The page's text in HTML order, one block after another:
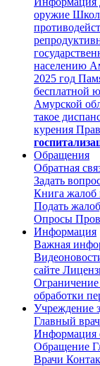
оружие
населению
2025 год
бесплатной
Амурской
такое
курения
Обращения
Обратная
Задать
Книга жалоб
Подать
Опросы
Информация
Важная
сайте
обработки
Учреждение
Главный врач
Информация
Обращение
Врачи